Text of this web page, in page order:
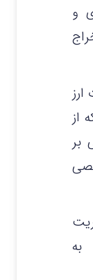
و
از
بر